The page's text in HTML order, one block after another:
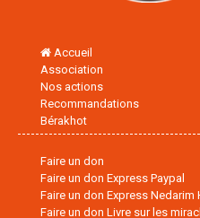
Accueil
Association
Nos actions
Recommandations
Bérakhot
Faire un don
Faire un don Express Paypal
Faire un don Express Nedarim
Faire un don Livre sur les